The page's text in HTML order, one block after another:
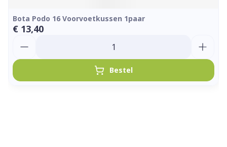
Bota Podo 16 Voorvoetkussen 1paar
€ 13,40
Bestel